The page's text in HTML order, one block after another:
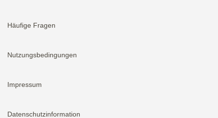
Häufige Fragen
Nutzungsbedingungen
Impressum
Datenschutzinformation